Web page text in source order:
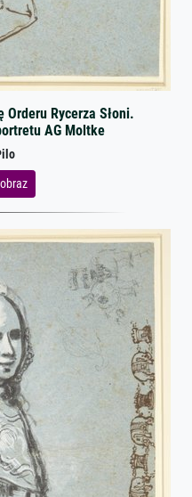
Rycerza Słoni.
AG Moltke